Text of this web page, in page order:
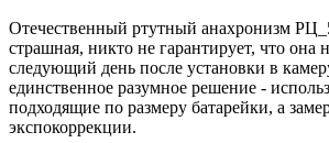
Отечественный ртутный анахронизм
страшная, никто не гарантирует, что она
следующий день после установки в
единственное разумное решение -
подходящие по размеру батарейки, а
экспокоррекции.